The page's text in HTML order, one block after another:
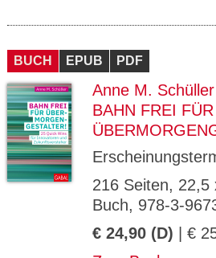
BUCH EPUB PDF
Anne M. Schüller
BAHN FREI FÜR
216 Seiten, 22,5
Buch, 978-3-
€ 24,90 (D) | €